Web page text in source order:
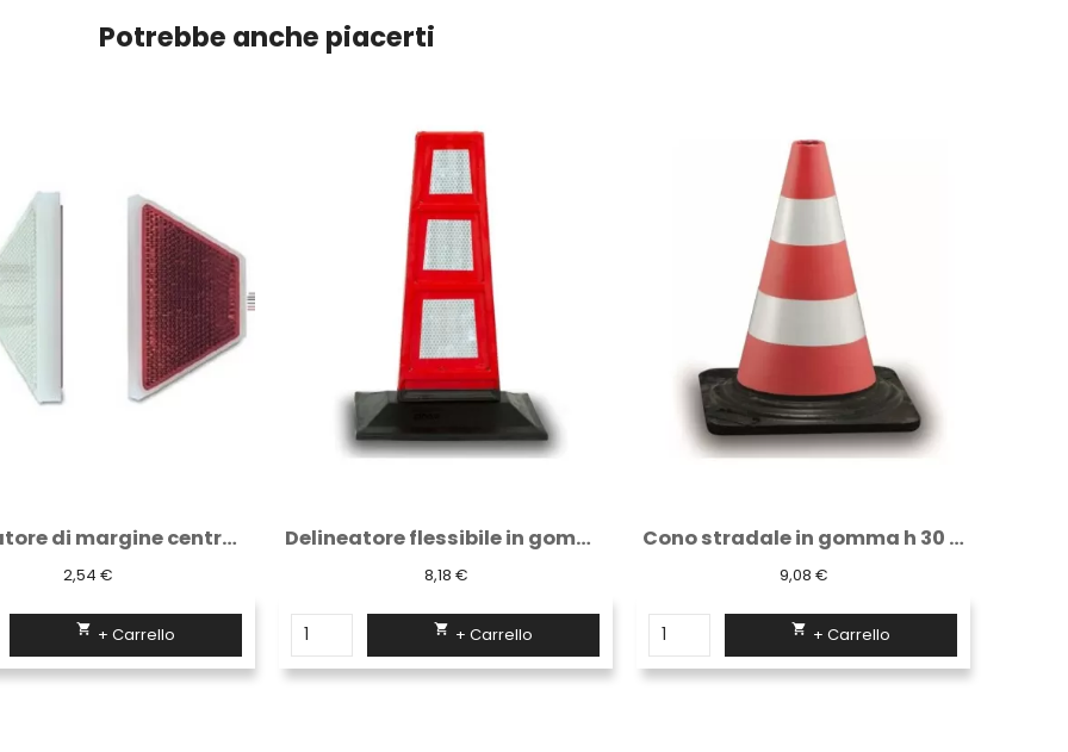
Potrebbe anche piacerti
Delineatore flessibile in gomma DEFLECO...
8,18 €
 + Carrello
9,08 €
 + Carrello
Delimitatore di parcheggio in gomma 35 cm...
15,29 €
 + Carrello